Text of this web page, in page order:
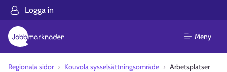
Logga in
Meny
Regionala sidor Kouvola sysselsättningsområde Arbetsplatser